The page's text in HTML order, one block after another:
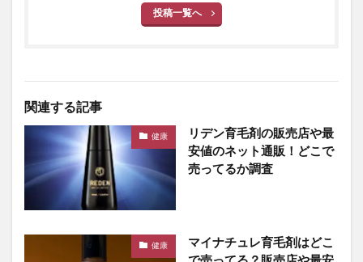
投稿一覧へ
関連する記事
健康
リデン育毛剤の販売店や最
安値のネット通販！どこで
売ってるか調査
健康
マイナチュレ育毛剤はどこ